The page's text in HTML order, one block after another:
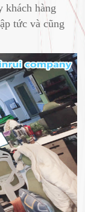
khách hàng
tức và cũng